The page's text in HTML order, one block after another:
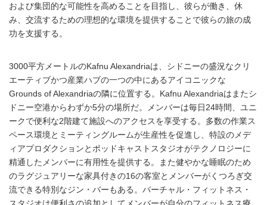
および集団的な可能性を高めることを目指し、彼らが働き、休
み、交流するための理想的な環境を提供することで彼らの旅の成
功を支援する。
3000平方メートルのKafnu Alexandriaは、シドニーの盛況なクリ
エーティブかつ産業ハブの一つの中にあるアイコニックな
Grounds of Alexandriaの隣に位置する。Kafnu Alexandriaはまたシ
ドニー空港からわずか5分の場所だ。メンバーは毎日24時間、ユニ
ークで便利な2階建て施設へのアクセスを享受する。多数の作業ス
ペース環境とミーティングルームが生産性を促進し、特設のメデ
ィアプロダクションとポッドキャストスタジオがテクノロジーに
精通したメンバーに有用性を提供する。また健やかな睡眠のため
のラグジュアリーな家具付きの16の客室とメンバーがくつろぎ交
流できる特別なジン・バーもある。バーチャル・フィットネス・